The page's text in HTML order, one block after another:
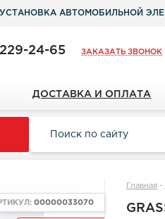
АВТОМОБИЛЬНОЙ
24-65 ЗАКАЗАТЬ ЗВОНОК
ДОСТАВКА И ОПЛАТА
00000033070
Главная -